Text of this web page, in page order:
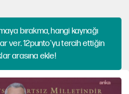
bırakma, hangi kaynağı
ver. 12punto'yu tercih ettiğin
arasına ekle!